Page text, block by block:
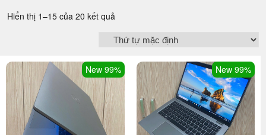
Hiển thị 1–15 của 20 kết quả
New 99% New 99%